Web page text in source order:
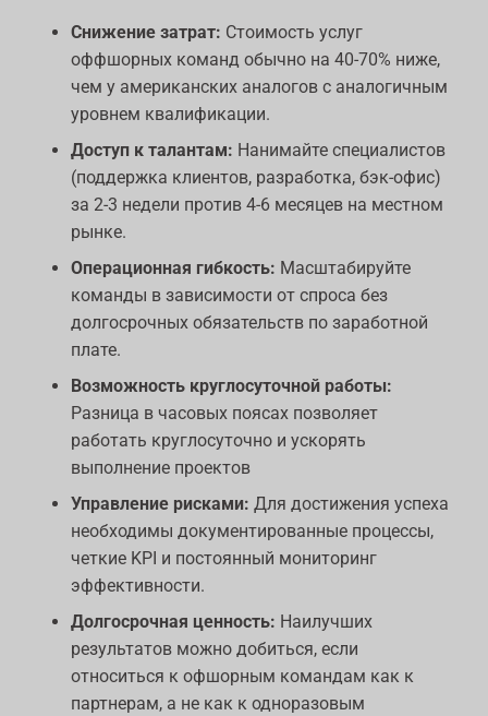
Снижение затрат: Стоимость услуг
оффшорных команд обычно на 40-70% ниже,
чем у американских аналогов с аналогичным
уровнем квалификации.
Доступ к талантам: Нанимайте специалистов
(поддержка клиентов, разработка, бэк-офис)
за 2-3 недели против 4-6 месяцев на местном
рынке.
Операционная гибкость: Масштабируйте
команды в зависимости от спроса без
долгосрочных обязательств по заработной
плате.
Возможность круглосуточной работы:
Разница в часовых поясах позволяет
работать круглосуточно и ускорять
выполнение проектов
Управление рисками: Для достижения успеха
необходимы документированные процессы,
четкие KPI и постоянный мониторинг
эффективности.
Долгосрочная ценность: Наилучших
результатов можно добиться, если
относиться к офшорным командам как к
партнерам, а не как к одноразовым